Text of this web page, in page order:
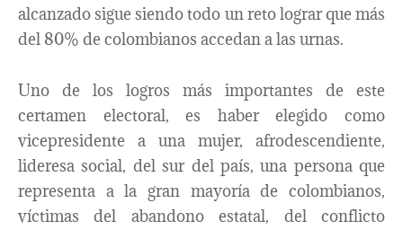
alcanzado sigue siendo todo un reto lograr que más
del 80% de colombianos accedan a las urnas.
Uno de los logros más importantes de este
certamen electoral, es haber elegido como
vicepresidente a una mujer, afrodescendiente,
lideresa social, del sur del país, una persona que
representa a la gran mayoría de colombianos,
víctimas del abandono estatal, del conflicto